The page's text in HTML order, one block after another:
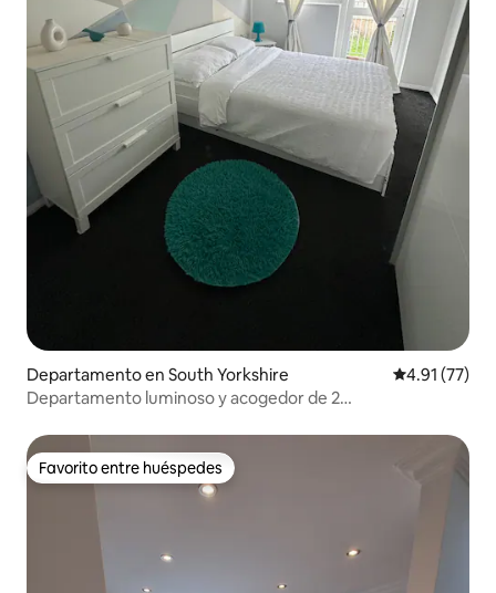
Departamento en South Yorkshire Calificación
4.91 (77)
Departamento luminoso y acogedor de 2
acondicionado
Favorito entre huéspedes
Favorito entre huéspedes